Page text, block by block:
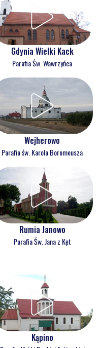
Gdynia Wielki Kack
Parafia Św. Wawrzyńca
Wejherowo
Parafia św. Karola Boromeusza
Rumia Janowo
Parafia Św. Jana z Kęt
Kąpino